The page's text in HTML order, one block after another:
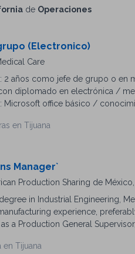
de Operaciones
(Electronico)
Care
2 años como jefe de grupo o en
diplomado en electrónica /
Microsoft office básico /
6's / conocimiento básico en
Trabajo en equipo /
/ honesto / proactivo /
/ capacidad de análisis / toma de
en Tijuana
Manager`
Production Sharing de México,
in Industrial Engineering,
experience,
a Production General
metrics (OEE, efficiency, scrap,
en Tijuana